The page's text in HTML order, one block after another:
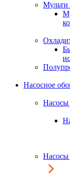
Мульти
Насосное
Насосы
Насосы